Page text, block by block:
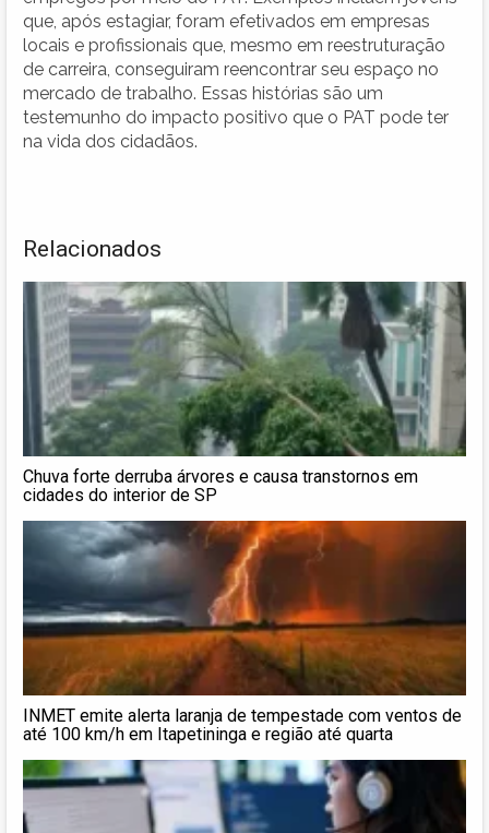
que, após estagiar, foram efetivados em empresas
locais e profissionais que, mesmo em reestruturação
de carreira, conseguiram reencontrar seu espaço no
mercado de trabalho. Essas histórias são um
testemunho do impacto positivo que o PAT pode ter
na vida dos cidadãos.
Relacionados
Chuva forte derruba árvores e causa transtornos em
cidades do interior de SP
INMET emite alerta laranja de tempestade com ventos de
até 100 km/h em Itapetininga e região até quarta